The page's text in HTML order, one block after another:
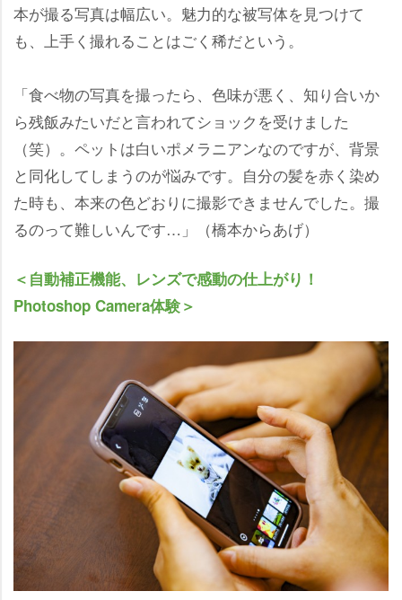
本が撮る写真は幅広い。魅力的な被写体を見つけて
も、上手く撮れることはごく稀だという。
「食べ物の写真を撮ったら、色味が悪く、知り合いか
ら残飯みたいだと言われてショックを受けました
（笑）。ペットは白いポメラニアンなのですが、背景
と同化してしまうのが悩みです。自分の髪を赤く染め
た時も、本来の色どおりに撮影できませんでした。撮
るのって難しいんです…」（橋本からあげ）
＜自動補正機能、レンズで感動の仕上がり！
Photoshop Camera体験＞